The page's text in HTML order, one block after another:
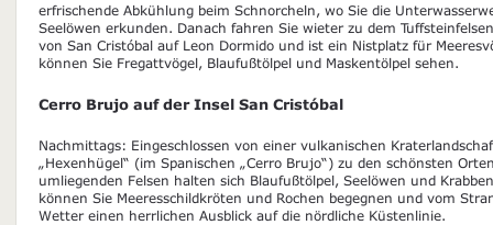
erfrischende Abkühlung beim Schnorcheln, wo Sie die
Seelöwen erkunden. Danach fahren Sie wieter zu dem
von San Cristóbal auf Leon Dormido und ist ein Nistplatz für
können Sie Fregattvögel, Blaufußtölpel und Maskentölpel sehen.
Cerro Brujo auf der Insel San Cristóbal
Nachmittags: Eingeschlossen von einer vulkanischen
„Hexenhügel“ (im Spanischen „Cerro Brujo“) zu den schönsten
umliegenden Felsen halten sich Blaufußtölpel, Seelöwen und
können Sie Meeresschildkröten und Rochen begegnen und vom
Wetter einen herrlichen Ausblick auf die nördliche Küstenlinie.